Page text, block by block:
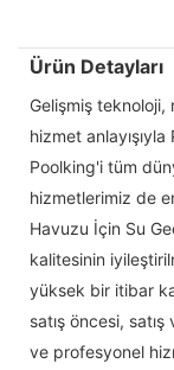
Ürün Detayları
Gelişmiş
hizmet
Poolking'i tüm
hizmetlerimiz de
Havuzu İçin Su
kalitesinin
yüksek bir itibar
satış öncesi, satış
ve profesyonel